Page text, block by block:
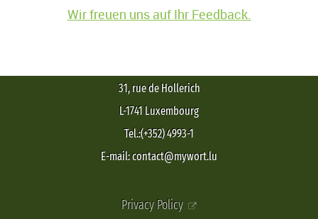
Wir freuen uns auf Ihr Feedback.
31, rue de Hollerich
L-1741 Luxembourg
Tel.:(+352) 4993-1
E-mail: contact@mywort.lu
Privacy Policy